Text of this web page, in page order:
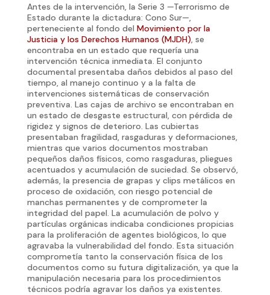
Antes de la intervención, la Serie 3 —Terrorismo de
Estado durante la dictadura: Cono Sur—,
perteneciente al fondo del Movimiento por la
Justicia y los Derechos Humanos (MJDH), se
encontraba en un estado que requería una
intervención técnica inmediata. El conjunto
documental presentaba daños debidos al paso del
tiempo, al manejo continuo y a la falta de
intervenciones sistemáticas de conservación
preventiva. Las cajas de archivo se encontraban en
un estado de desgaste estructural, con pérdida de
rigidez y signos de deterioro. Las cubiertas
presentaban fragilidad, rasgaduras y deformaciones,
mientras que varios documentos mostraban
pequeños daños físicos, como rasgaduras, pliegues
acentuados y acumulación de suciedad. Se observó,
además, la presencia de grapas y clips metálicos en
proceso de oxidación, con riesgo potencial de
manchas permanentes y de comprometer la
integridad del papel. La acumulación de polvo y
partículas orgánicas indicaba condiciones propicias
para la proliferación de agentes biológicos, lo que
agravaba la vulnerabilidad del fondo. Esta situación
comprometía tanto la conservación física de los
documentos como su futura digitalización, ya que la
manipulación necesaria para los procedimientos
técnicos podría agravar los daños ya existentes.